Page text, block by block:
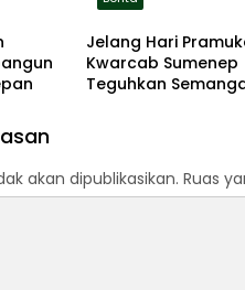
Jelang Hari
Kwarcab Sumenep
Teguhkan
akan dipublikasikan. Ruas